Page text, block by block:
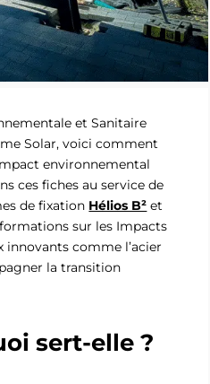
et Sanitaire
Solar, voici comment
environnemental
ces fiches au service de
de fixation Hélios B² et
sur les Impacts
comme l’acier
la transition
sert-elle ?